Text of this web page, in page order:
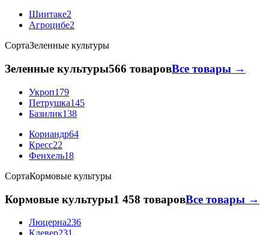
Шиитаке2
Агроцибе2
СортаЗеленные культуры
Зеленные культуры566 товаровВсе товары →
Укроп179
Петрушка145
Базилик138
Кориандр64
Кресс22
Фенхель18
СортаКормовые культуры
Кормовые культуры1 458 товаровВсе товары →
Люцерна236